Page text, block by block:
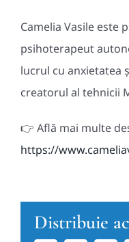
Camelia Vasile este
psihoterapeut
lucrul cu anxietatea
creatorul al tehnicii
👉 Află mai multe
https://
Distribuie